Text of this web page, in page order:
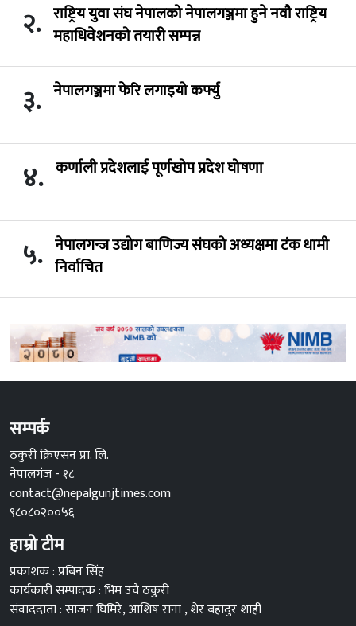
२. राष्ट्रिय युवा संघ नेपालको नेपालगञ्जमा हुने नवौ राष्ट्रिय
महाधिवेशनको तयारी सम्पन्न
३. नेपालगञ्जमा फेरि लगाइयो कर्फ्यु
४. कर्णाली प्रदेशलाई पूर्णखोप प्रदेश घोषणा
५. नेपालगन्ज उद्योग बाणिज्य संघको अध्यक्षमा टंक धामी
निर्वाचित
सम्पर्क
ठकुरी क्रिएसन प्रा. लि.
नेपालगंज - १८
contact@nepalgunjtimes.com
९८०८०२००५६
हाम्रो टीम
प्रकाशक : प्रबिन सिंह
कार्यकारी सम्पादक : भिम उचै ठकुरी
संवाददाता : साजन घिमिरे, आशिष राना , शेर बहादुर शाही